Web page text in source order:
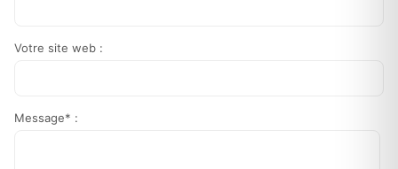
Votre site web :
Message* :